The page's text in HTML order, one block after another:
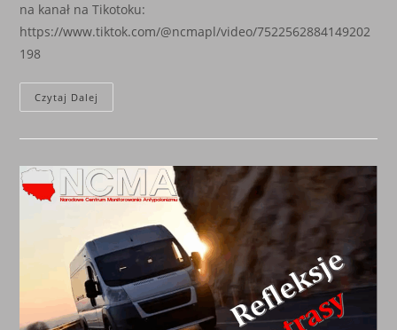
na kanał na Tikotoku:
https://www.tiktok.com/@ncmapl/video/7522562884149202
198
Czytaj Dalej
Z
Cz.
Harce”